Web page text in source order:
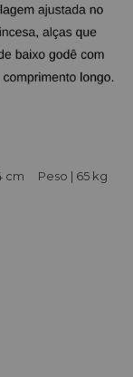
cm Peso | 65 kg